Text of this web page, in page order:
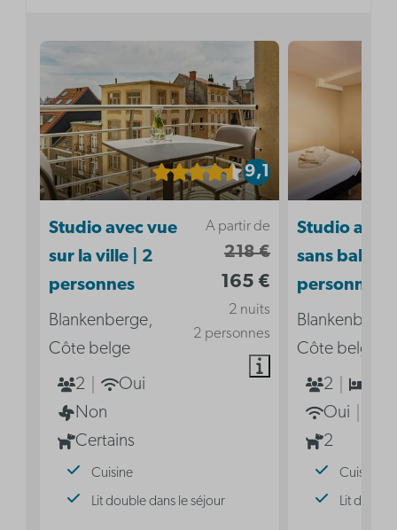
9,1
A partir de
218 €
165 €
2 nuits
2 personnes
Studio avec vue
sur la ville | 2
personnes
Blankenberge,
Côte belge
2
Oui
Non
Certains
Cuisine
Lit double dans le séjour
Studio
sans balcon
personnes
Côte belge
2
Oui
2
Cuisine
Lit double